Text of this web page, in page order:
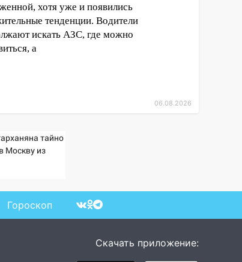
хотя уже и появились
тенденции. Водители
искать АЗС, где можно
а
06.08.2026
тайно
Москву из
Гороскоп
Скачать приложение: